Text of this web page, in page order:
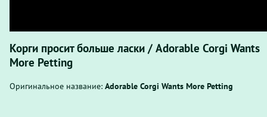
Корги просит больше ласки / Adorable Corgi Wants
More Petting
Оригинальное название: Adorable Corgi Wants More Petting